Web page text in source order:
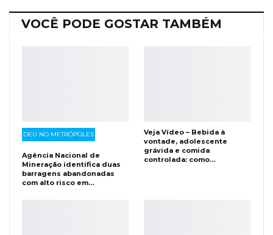
VOCÊ PODE GOSTAR TAMBÉM
DEU NO METRÓPOLES
Agência Nacional de
Mineração identifica duas
barragens abandonadas
com alto risco em…
Veja Vídeo – Bebida à
vontade, adolescente
grávida e comida
controlada: como…